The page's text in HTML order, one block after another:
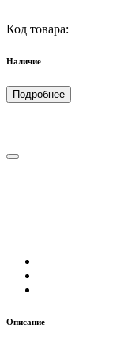
Код товара:
Наличие
Подробнее
Описание